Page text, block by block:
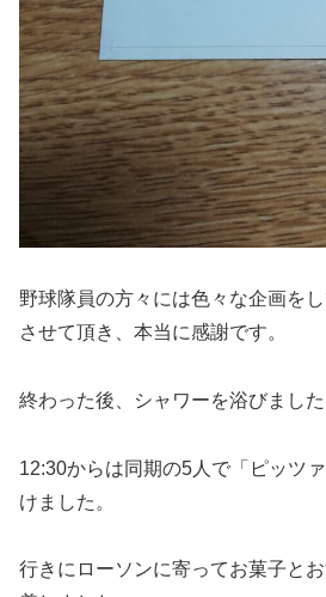
野球隊員の方々には色々な企画を
させて頂き、本当に感謝です。
終わった後、シャワーを浴びました
12:30からは同期の5人で「ピッツ
けました。
行きにローソンに寄ってお菓子と